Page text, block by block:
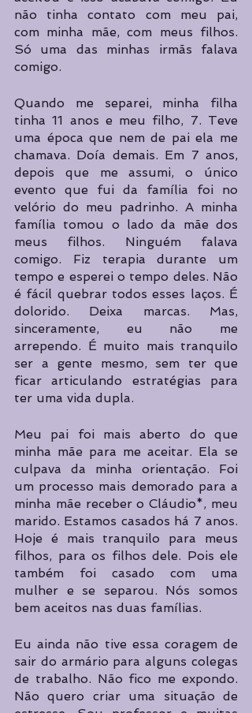
não tinha contato com meu pai,
com minha mãe, com meus filhos.
Só uma das minhas irmãs falava
comigo.
Quando me separei, minha filha
tinha 11 anos e meu filho, 7. Teve
uma época que nem de pai ela me
chamava. Doía demais. Em 7 anos,
depois que me assumi, o único
evento que fui da família foi no
velório do meu padrinho. A minha
família tomou o lado da mãe dos
meus filhos. Ninguém falava
comigo. Fiz terapia durante um
tempo e esperei o tempo deles. Não
é fácil quebrar todos esses laços. É
dolorido. Deixa marcas. Mas,
sinceramente, eu não me
arrependo. É muito mais tranquilo
ser a gente mesmo, sem ter que
ficar articulando estratégias para
ter uma vida dupla.
Meu pai foi mais aberto do que
minha mãe para me aceitar. Ela se
culpava da minha orientação. Foi
um processo mais demorado para a
minha mãe receber o Cláudio*, meu
marido. Estamos casados há 7 anos.
Hoje é mais tranquilo para meus
filhos, para os filhos dele. Pois ele
também foi casado com uma
mulher e se separou. Nós somos
bem aceitos nas duas famílias.
Eu ainda não tive essa coragem de
sair do armário para alguns colegas
de trabalho. Não fico me expondo.
Não quero criar uma situação de